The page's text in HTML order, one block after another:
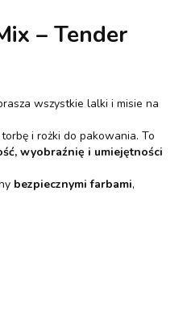
– Tender
wszystkie lalki i misie na
i rożki do pakowania. To
wyobraźnię i umiejętności
bezpiecznymi farbami,